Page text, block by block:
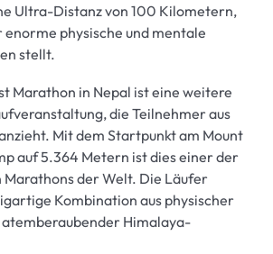
Ultra-Distanz von 100 Kilometern,
physische und mentale
stellt.
Marathon in Nepal ist eine weitere
die Teilnehmer aus
Mit dem Startpunkt am Mount
auf 5.364 Metern ist dies einer der
der Welt. Die Läufer
Kombination aus physischer
atemberaubender Himalaya-